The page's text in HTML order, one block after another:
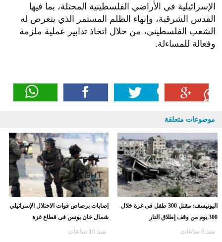
الإسرائيلية في الأراضي الفلسطينية المحتلة، بما فيها
القدس الشرقية، وإنهاء الظلم المستمر الذي يتعرض له
الشعب الفلسطيني، من خلال اتخاذ تدابير عملية ملزمة
وفعالة للمساءلة.
موضوعات متعلقة
اليونيسف: مقتل 300 طفل فى غزة خلال
300 يوم من وقف إطلاق النار
منذ 8 ساعات
إصابات برصاص قوات الاحتلال الإسرائيلي
شمال خان يونس فى قطاع غزة
منذ 10 ساعات